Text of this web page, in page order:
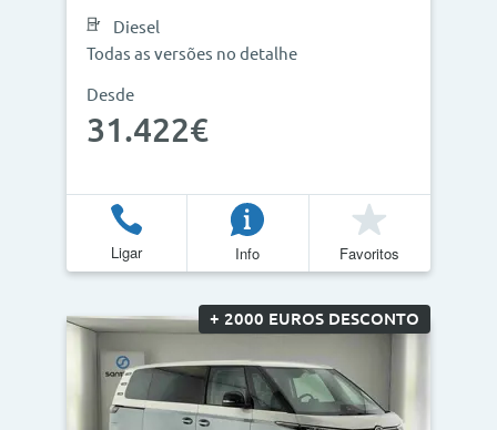
Diesel
Todas as versões no detalhe
Desde
31.422€
Ligar Info Favoritos
+ 2000 EUROS DESCONTO